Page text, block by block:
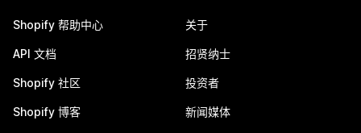
Shopify 帮助中心
API 文档
Shopify 社区
Shopify 博客
关于
招贤纳士
投资者
新闻媒体